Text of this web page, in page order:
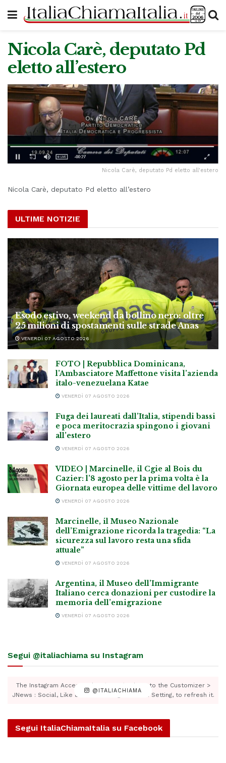
Nicola Carè, deputato Pd
eletto all’estero
Nicola Carè, deputato Pd eletto all'estero
Nicola Carè, deputato Pd eletto all’estero
ULTIME NOTIZIE
Esodo estivo, weekend da bollino nero: oltre
25 milioni di spostamenti sulle strade Anas
VENERDÌ 07 AGOSTO 2026
FOTO | Repubblica Dominicana,
l’Ambasciatore Maffettone visita l’azienda
italo-venezuelana Katae
VENERDÌ 07 AGOSTO 2026
Fuga dei laureati dall’Italia, stipendi bassi
e poca meritocrazia spingono i giovani
all’estero
VENERDÌ 07 AGOSTO 2026
VIDEO | Marcinelle, il Cgie al Bois du
Cazier: l’8 agosto per la prima volta è la
Giornata europea delle vittime del lavoro
VENERDÌ 07 AGOSTO 2026
Marcinelle, il Museo Nazionale
dell’Emigrazione ricorda la tragedia: “La
sicurezza sul lavoro resta una sfida
attuale”
VENERDÌ 07 AGOSTO 2026
Argentina, il Museo dell’Immigrante
Italiano cerca donazioni per custodire la
memoria dell’emigrazione
VENERDÌ 07 AGOSTO 2026
Segui @italiachiama su Instagram
@ITALIACHIAMA
The Instagram Access Token is expired, Go to the Customizer >
JNews : Social, Like & View > Instagram Feed Setting, to refresh it.
Segui ItaliaChiamaItalia su Facebook